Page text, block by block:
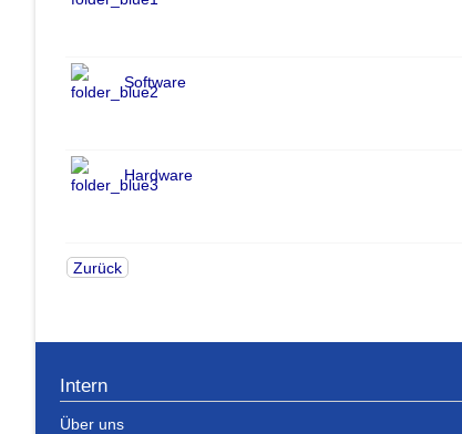
Software
Hardware
Zurück
Intern
Über uns